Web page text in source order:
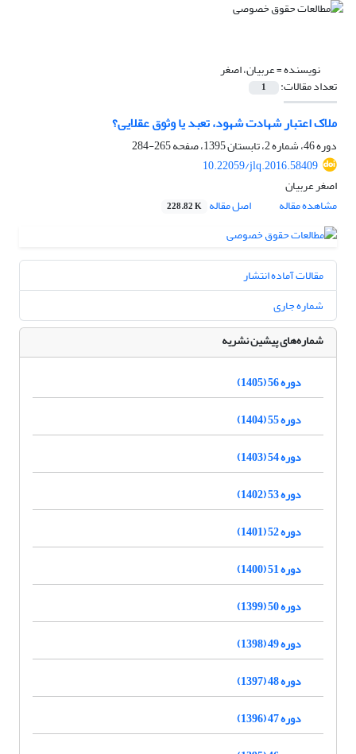
نویسنده =عربیان، اصغر
تعداد مقالات: 1
ملاک اعتبار شهادت شهود، تعبد یا وثوق عقلایی؟
دوره 46، شماره 2، تابستان 1395، صفحه
265-284
10.22059/jlq.2016.58409
اصغر عربیان
مشاهده مقاله
اصل مقاله 228.82 K
مقالات آماده انتشار
شماره جاری
شماره‌های پیشین نشریه
دوره 56 (1405)
دوره 55 (1404)
دوره 54 (1403)
دوره 53 (1402)
دوره 52 (1401)
دوره 51 (1400)
دوره 50 (1399)
دوره 49 (1398)
دوره 48 (1397)
دوره 47 (1396)